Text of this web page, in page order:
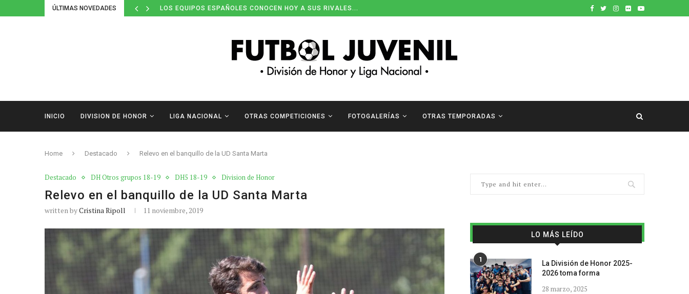
ÚLTIMAS NOVEDADES LOS EQUIPOS ESPAÑOLES CONOCEN HOY A SUS RIVALES...
INICIO DIVISION DE HONOR LIGA NACIONAL OTRAS COMPETICIONES FOTOGALERÍAS OTRAS TEMPORADAS
Home Destacado Relevo en el banquillo de la UD Santa Marta
Destacado DH Otros grupos 18-19 DH5 18-19 Division de Honor
Relevo en el banquillo de la UD Santa Marta
written byCristina Ripoll 11 noviembre, 2019
LO MÁS LEÍDO
1
La División de Honor 2025-
2026 toma forma
28 marzo, 2025